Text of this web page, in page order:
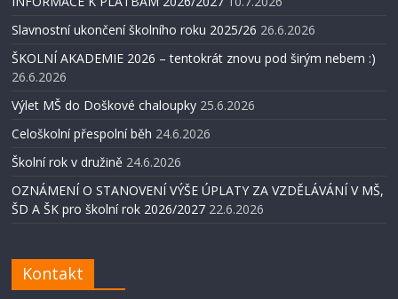
Slavnostní ukončení školního roku 2025/26 26.6.2026
ŠKOLNÍ AKADEMIE 2026 – tentokrát znovu pod širým nebem :)
26.6.2026
Výlet MŠ do Doškové chaloupky 25.6.2026
Celoškolní přespolní běh 24.6.2026
Školní rok v družině 24.6.2026
OZNÁMENÍ O STANOVENÍ VÝŠE ÚPLATY ZA VZDĚLÁVÁNÍ V MŠ,
ŠD A ŠK pro školní rok 2026/2027 22.6.2026
Kontakt